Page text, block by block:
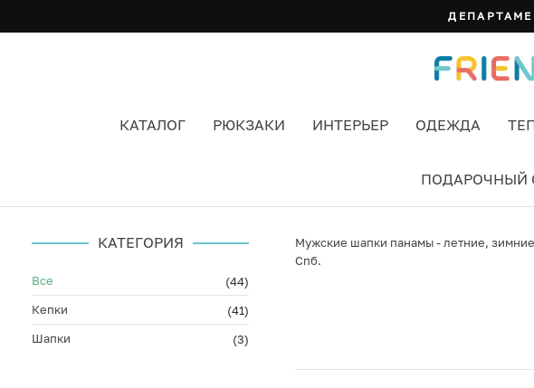
КАТАЛОГ РЮКЗАКИ ИНТЕРЬЕР ОДЕЖДА
ПОДАРОЧНЫЙ
Мужские шапки панамы - летние,
Спб.
КАТЕГОРИЯ
Все
(44)
Кепки
(41)
Шапки
(3)